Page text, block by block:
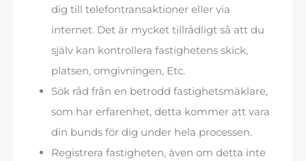
dig till telefontransaktioner eller via
internet. Det är mycket tillrådligt så att du
själv kan kontrollera fastighetens skick,
platsen, omgivningen, Etc.
Sök råd från en betrodd fastighetsmäklare,
som har erfarenhet, detta kommer att vara
din bunds för dig under hela processen.
Registrera fastigheten, även om detta inte